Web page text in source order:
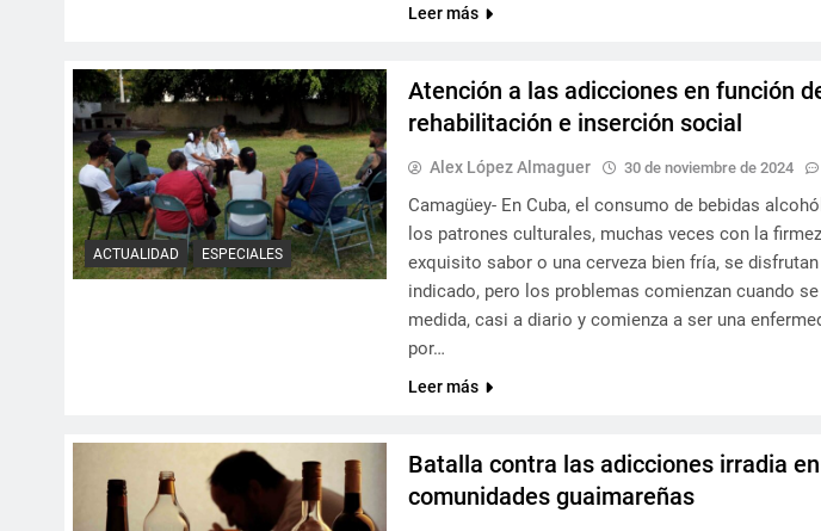
Leer más
ACTUALIDAD ESPECIALES
Atención a las adicciones en función
rehabilitación e inserción social
Alex López Almaguer 30 de noviembre de 2024
Camagüey- En Cuba, el consumo de bebidas
los patrones culturales, muchas veces con la
exquisito sabor o una cerveza bien fría, se
indicado, pero los problemas comienzan cuando
medida, casi a diario y comienza a ser una
por…
Leer más
Batalla contra las adicciones irradia
comunidades guaimareñas